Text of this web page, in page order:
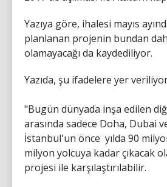
Yazıya göre, ihalesi mayıs
planlanan projenin bundan
olamayacağı da kaydediliyor.
Yazıda, şu ifadelere yer
"Bugün dünyada inşa edilen
arasında sadece Doha, Dubai
İstanbul'un önce yılda 90
milyon yolcuya kadar çıkacak
projesi ile karşılaştırılabilir.